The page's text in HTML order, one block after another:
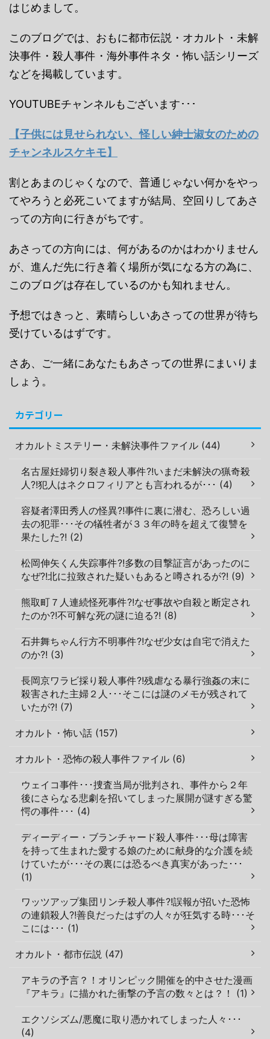
はじめまして。
このブログでは、おもに都市伝説・オカルト・未解
決事件・殺人事件・海外事件ネタ・怖い話シリーズ
などを掲載しています。
YOUTUBEチャンネルもございます･･･
【子供には見せられない、怪しい紳士淑女のための
チャンネルスケキモ】
割とあまのじゃくなので、普通じゃない何かをやっ
てやろうと必死こいてますが結局、空回りしてあさ
っての方向に行きがちです。
あさっての方向には、何があるのかはわかりません
が、進んだ先に行き着く場所が気になる方の為に、
このブログは存在しているのかも知れません。
予想ではきっと、素晴らしいあさっての世界が待ち
受けているはずです。
さあ、ご一緒にあなたもあさっての世界にまいりま
しょう。
カテゴリー
オカルトミステリー・未解決事件ファイル (44)
名古屋妊婦切り裂き殺人事件?!いまだ未解決の猟奇殺
人?!犯人はネクロフィリアとも言われるが･･･ (4)
容疑者澤田秀人の怪異?!事件に裏に潜む、恐ろしい過
去の犯罪･･･その犠牲者が３３年の時を超えて復讐を
果たした?! (2)
松岡伸矢くん失踪事件?!多数の目撃証言があったのに
なぜ?!北に拉致された疑いもあると噂されるが?! (9)
熊取町７人連続怪死事件?!なぜ事故や自殺と断定され
たのか?!不可解な死の謎に迫る?! (8)
石井舞ちゃん行方不明事件?!なぜ少女は自宅で消えた
のか?! (3)
長岡京ワラビ採り殺人事件?!残虐なる暴行強姦の末に
殺害された主婦２人･･･そこには謎のメモが残されて
いたが?! (7)
オカルト・怖い話 (157)
オカルト・恐怖の殺人事件ファイル (6)
ウェイコ事件･･･捜査当局が批判され、事件から２年
後にさらなる悲劇を招いてしまった展開が謎すぎる驚
愕の事件･･･ (4)
ディーディー・ブランチャード殺人事件･･･母は障害
を持って生まれた愛する娘のために献身的な介護を続
けていたが･･･その裏には恐るべき真実があった･･･
(1)
ワッツアップ集団リンチ殺人事件?!誤報が招いた恐怖
の連鎖殺人?!善良だったはずの人々が狂気する時･･･そ
こには･･･ (1)
オカルト・都市伝説 (47)
アキラの予言？！オリンピック開催を的中させた漫画
『アキラ』に描かれた衝撃の予言の数々とは？！ (1)
エクソシズム/悪魔に取り憑かれてしまった人々･･･
(4)